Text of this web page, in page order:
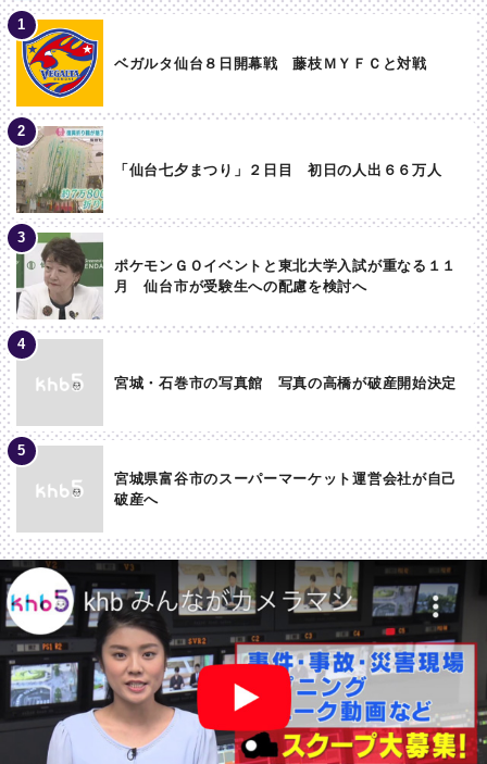
ベガルタ仙台８日開幕戦 藤枝ＭＹＦＣと対戦
「仙台七夕まつり」２日目 初日の人出６６万人
ポケモンＧＯイベントと東北大学入試が重なる１１
月 仙台市が受験生への配慮を検討へ
宮城・石巻市の写真館 写真の高橋が破産開始決定
宮城県富谷市のスーパーマーケット運営会社が自己
破産へ